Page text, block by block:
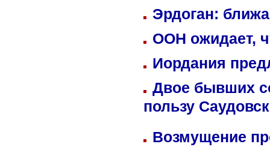
Эрдоган:
ООН ожидает,
Иордания
Двое бывших
пользу
Возмущение